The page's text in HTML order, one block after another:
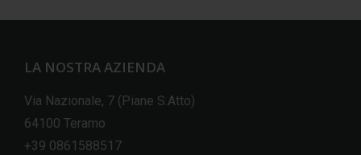
LA NOSTRA AZIENDA
Via Nazionale, 7 (Piane S.Atto)
64100 Teramo
+39 0861588517